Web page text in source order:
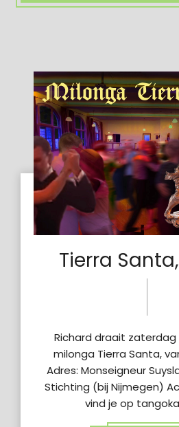
Tierra
Richard draait zaterdag
milonga Tierra Santa,
Adres: Monseigneur
Stichting (bij Nijmegen)
vind je op